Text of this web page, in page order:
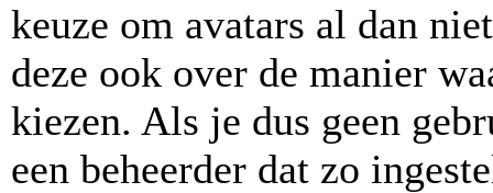
keuze om avatars al dan
deze ook over de manier
kiezen. Als je dus geen
een beheerder dat zo